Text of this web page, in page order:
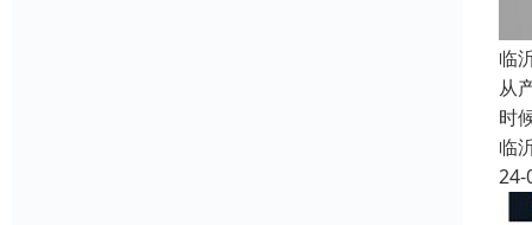
临
从
时
临
24-